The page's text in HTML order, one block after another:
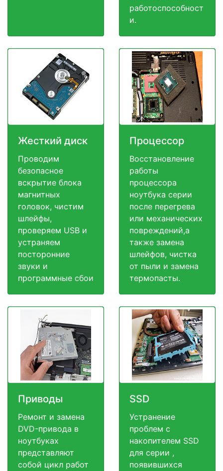
работоспособност
и.
Жесткий диск
Проводим
безопасное
вскрытие блока
магнитных
головок, чистим
шлейфы,
проверяем USB и
устраняем
посторонние
звуки и
программные сбои
Процессор
Восстановление
работы
процессора
ноутбука серии
после перегрева
или механических
повреждений,а
также замена
шлейфов, чистка
от пыли и замена
термопасты.
Приводы
Ремонт и замена
DVD-привода в
ноутбуках
представляют
собой цикл работ
SSD
Устранение
проблем с
накопителем SSD
для серии ,
появившихся